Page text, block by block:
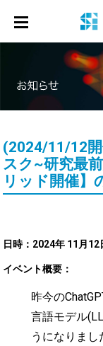
お知らせ
センター概
サイバーセ
シンポジウ
マンガ
お問合せ
(2024/11/12
スク~研究最
リッド開催】
日時：2024年 11月
イベント概要：
昨今の
言語モデル
うになりまし